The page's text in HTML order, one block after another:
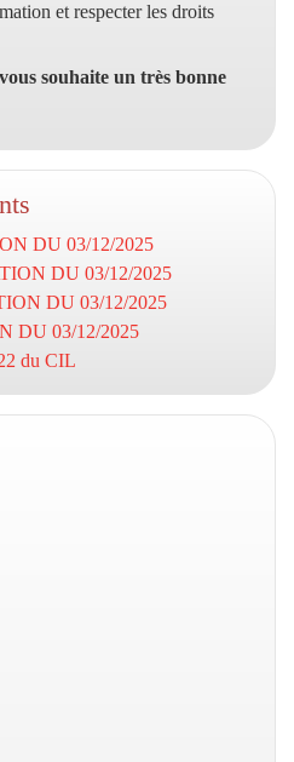
et respecter les droits
souhaite un très bonne
DU 03/12/2025
DU 03/12/2025
DU 03/12/2025
DU 03/12/2025
du CIL